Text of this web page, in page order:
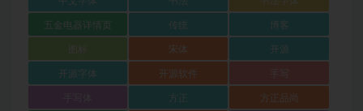
五金电器详情页 传统 博客
宋体 开源
开源字体 开源软件
方正 方正品尚